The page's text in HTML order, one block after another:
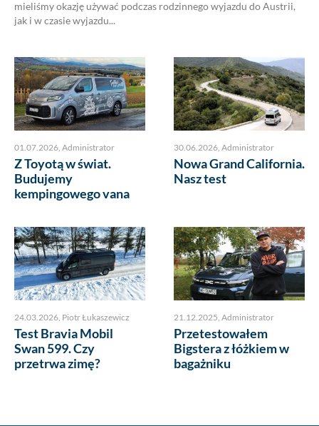
mieliśmy okazję używać podczas rodzinnego wyjazdu do Austrii,
jak i w czasie wyjazdu...
01.07.2026 Administrator
Z Toyotą w świat.
Budujemy
kempingowego vana
30.06.2026 Administrator
Nowa Grand California.
Nasz test
24.03.2026, Piotr Łukaszewicz
Test Bravia Mobil
Swan 599. Czy
przetrwa zimę?
21.12.2025, Administrator
Przetestowałem
Bigstera z łóżkiem w
bagażniku